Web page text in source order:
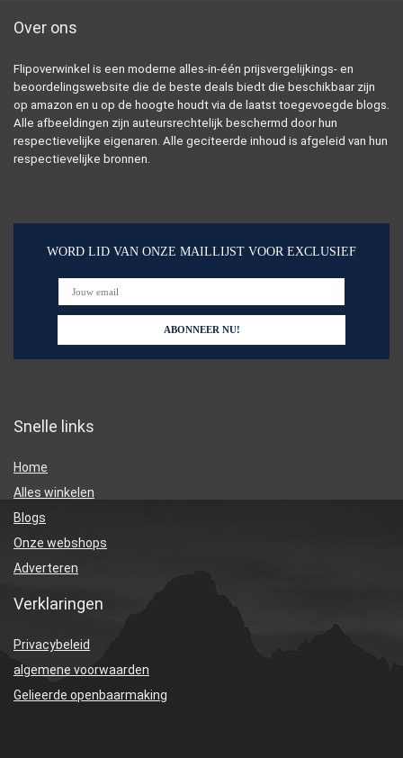
Over ons
Flipoverwinkel is een moderne alles-in-één prijsvergelijkings- en
beoordelingswebsite die de beste deals biedt die beschikbaar zijn
op amazon en u op de hoogte houdt via de laatst toegevoegde blogs.
Alle afbeeldingen zijn auteursrechtelijk beschermd door hun
respectievelijke eigenaren. Alle geciteerde inhoud is afgeleid van hun
respectievelijke bronnen.
WORD LID VAN ONZE MAILLIJST VOOR EXCLUSIEF
Snelle links
Home
Alles winkelen
Blogs
Onze webshops
Adverteren
Verklaringen
Privacybeleid
algemene voorwaarden
Gelieerde openbaarmaking